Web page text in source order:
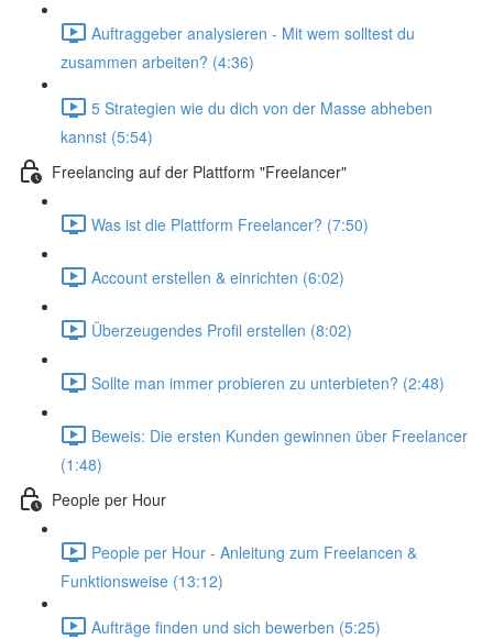
Auftraggeber analysieren - Mit wem solltest du
zusammen arbeiten? (4:36)
5 Strategien wie du dich von der Masse abheben
kannst (5:54)
Freelancing auf der Plattform "Freelancer"
Was ist die Plattform Freelancer? (7:50)
Account erstellen & einrichten (6:02)
Überzeugendes Profil erstellen (8:02)
Sollte man immer probieren zu unterbieten? (2:48)
Beweis: Die ersten Kunden gewinnen über Freelancer
(1:48)
People per Hour
People per Hour - Anleitung zum Freelancen &
Funktionsweise (13:12)
Aufträge finden und sich bewerben (5:25)